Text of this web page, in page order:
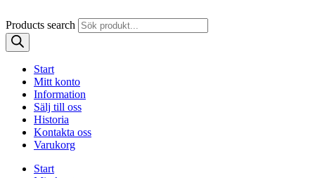
Products search
Start
Mitt konto
Information
Sälj till oss
Historia
Kontakta oss
Varukorg
Start